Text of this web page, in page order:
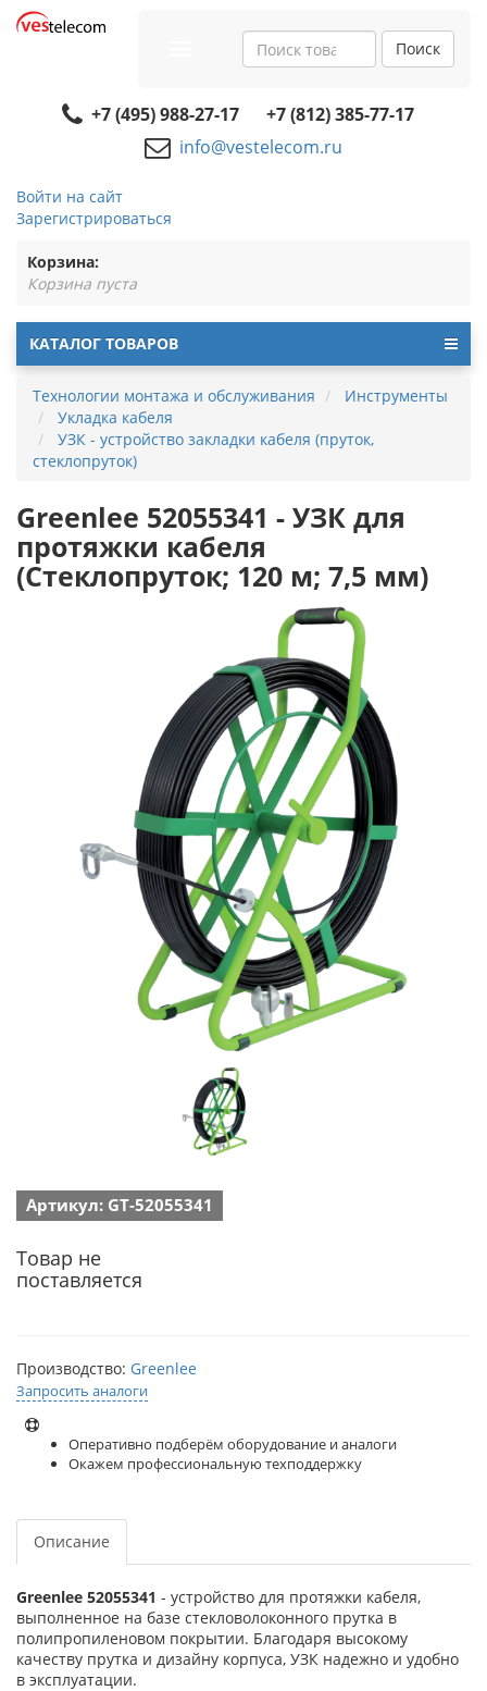
navigation
Поиск
+7 (495) 988-27-17
+7 (812) 385-77-17
info@vestelecom.ru
Войти на сайт
Зарегистрироваться
Корзина:
Корзина пуста
КАТАЛОГ ТОВАРОВ
Технологии монтажа и обслуживания
Инструменты
Укладка кабеля
УЗК - устройство закладки кабеля (пруток,
стеклопруток)
Greenlee 52055341 - УЗК для
протяжки кабеля
(Стеклопруток; 120 м; 7,5 мм)
Артикул: GT-52055341
Товар не
поставляется
Производство: Greenlee
Запросить аналоги
Оперативно подберём оборудование и аналоги
Окажем профессиональную техподдержку
Описание
Greenlee 52055341 - устройство для протяжки кабеля,
выполненное на базе стекловолоконного прутка в
полипропиленовом покрытии. Благодаря высокому
качеству прутка и дизайну корпуса, УЗК надежно и удобно
в эксплуатации.